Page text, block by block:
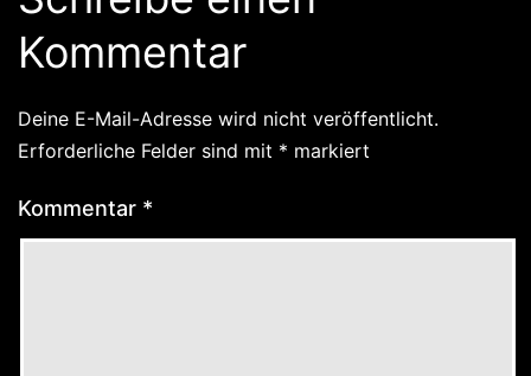
Kommentar
Deine E-Mail-Adresse wird nicht veröffentlicht.
Erforderliche Felder sind mit * markiert
Kommentar *